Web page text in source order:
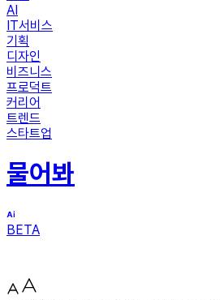
AI
IT서비스
기획
디자인
비즈니스
프로덕트
커리어
트렌드
스타트업
물어봐
BETA